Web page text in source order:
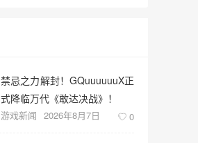
禁忌之力解封！GQuuuuuuX正
式降临万代《敢达决战》！
游戏新闻 2026年8月7日 0